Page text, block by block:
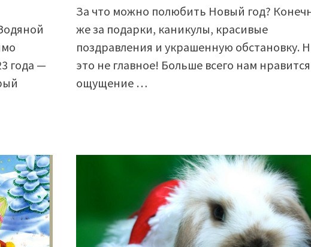
года —
За что можно полюбить Новый год?
же за подарки, каникулы, красивые
поздравления и украшенную обстановку.
это не главное! Больше всего нам нравится
ощущение …